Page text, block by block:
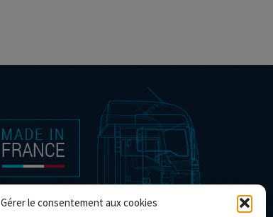
Gérer le consentement aux cookies